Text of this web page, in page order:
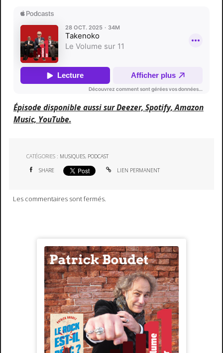
Épisode disponible aussi sur Deezer, Spotify, Amazon
Music, YouTube.
CATÉGORIES : MUSIQUES, PODCAST
SHARE LIEN PERMANENT
Les commentaires sont fermés.